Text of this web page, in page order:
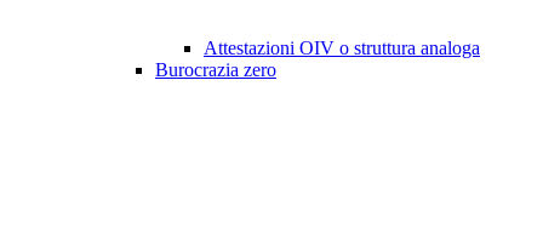
Attestazioni OIV o struttura analoga
Burocrazia zero